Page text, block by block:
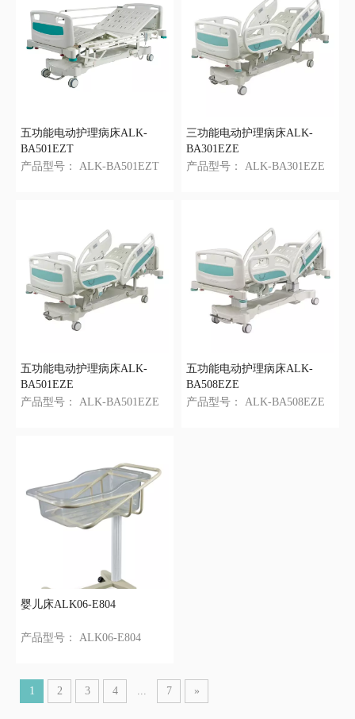
五功能电动护理病床ALK-
BA501EZT
产品型号：
ALK-BA501EZT
三功能电动护理病床ALK-
BA301EZE
产品型号：
ALK-BA301EZE
五功能电动护理病床ALK-
BA501EZE
产品型号：
ALK-BA501EZE
五功能电动护理病床ALK-
BA508EZE
产品型号：
ALK-BA508EZE
婴儿床ALK06-E804
产品型号： ALK06-E804
1 2 3 4 7 »